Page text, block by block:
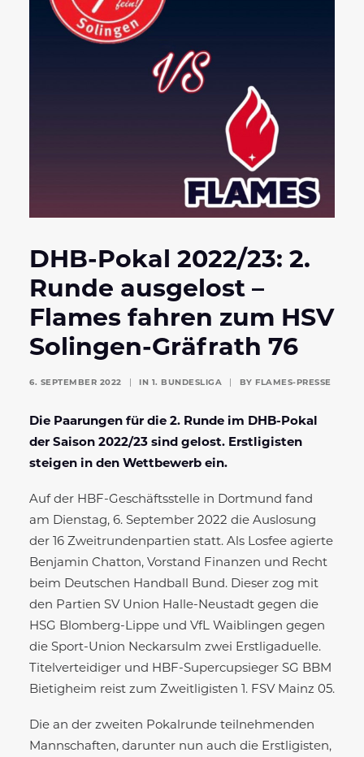
DHB-Pokal 2022/23: 2.
Runde ausgelost –
Flames fahren zum HSV
Solingen-Gräfrath 76
6. SEPTEMBER 2022 IN 1. BUNDESLIGA BY FLAMES-PRESSE
Die Paarungen für die 2. Runde im DHB-Pokal
der Saison 2022/23 sind gelost. Erstligisten
steigen in den Wettbewerb ein.
Auf der HBF-Geschäftsstelle in Dortmund fand
am Dienstag, 6. September 2022 die Auslosung
der 16 Zweitrundenpartien statt. Als Losfee agierte
Benjamin Chatton, Vorstand Finanzen und Recht
beim Deutschen Handball Bund. Dieser zog mit
den Partien SV Union Halle-Neustadt gegen die
HSG Blomberg-Lippe und VfL Waiblingen gegen
die Sport-Union Neckarsulm zwei Erstligaduelle.
Titelverteidiger und HBF-Supercupsieger SG BBM
Bietigheim reist zum Zweitligisten 1. FSV Mainz 05.
Die an der zweiten Pokalrunde teilnehmenden
Mannschaften, darunter nun auch die Erstligisten,